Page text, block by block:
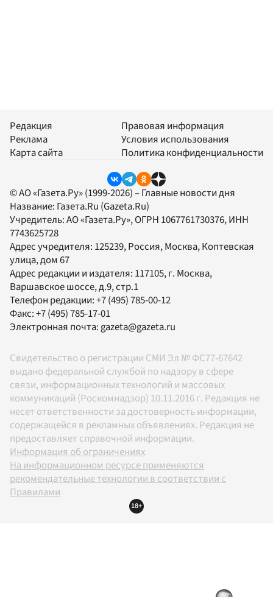
Редакция
Реклама
Карта сайта
Правовая информация
Условия использования
Политика конфиденциальности
© АО «Газета.Ру» (1999-2026) – Главные новости дня
Название: Газета.Ru (Gazeta.Ru)
Учредитель:АО «Газета.Ру», ОГРН 1067761730376, ИНН
7743625728
Адрес учредителя: 125239, Россия, Москва, Коптевская
улица, дом 67
Адрес редакции и издателя: 117105, г. Москва,
Варшавское шоссе, д.9, стр.1
Телефон редакции:+7 (495) 785-00-12
Факс:+7 (495) 785-17-01
Электронная почта:gazeta@gazeta.ru
Свидетельство о регистрации СМИ Эл № ФС77-67642
выдано федеральной службой по надзору в сфере
связи, информационных технологий и массовых
коммуникаций (Роскомнадзор) 10.11.2016 г. Редакция не
несет ответственности за достоверность информации,
содержащейся в рекламных объявлениях. Редакция не
предоставляет справочной информации.
Информация об ограничениях
На информационном ресурсе применяются
рекомендательные технологии в соответствии с
Правилами
18+